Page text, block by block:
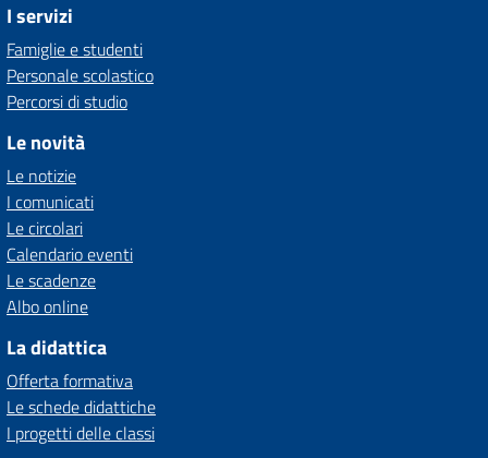
I servizi
Famiglie e studenti
Personale scolastico
Percorsi di studio
Le novità
Le notizie
I comunicati
Le circolari
Calendario eventi
Le scadenze
Albo online
La didattica
Offerta formativa
Le schede didattiche
I progetti delle classi